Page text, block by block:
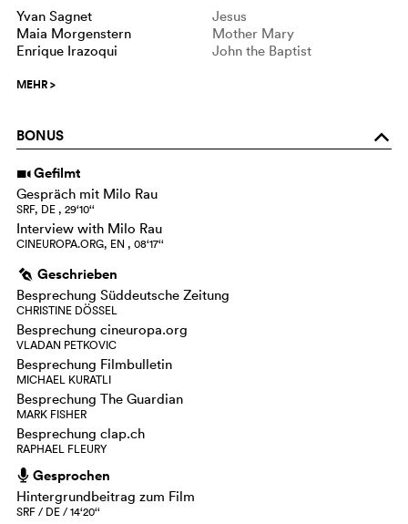
Yvan Sagnet
Jesus
Maia Morgenstern
Mother Mary
Enrique Irazoqui
John the Baptist
MEHR>
BONUS o
i Gefilmt
Gespräch mit Milo Rau
SRF, DE , 29‘10‘‘
Interview with Milo Rau
CINEUROPA.ORG, EN , 08‘17‘‘
g Geschrieben
Besprechung Süddeutsche Zeitung
CHRISTINE DÖSSEL
Besprechung cineuropa.org
VLADAN PETKOVIC
Besprechung Filmbulletin
MICHAEL KURATLI
Besprechung The Guardian
MARK FISHER
Besprechung clap.ch
RAPHAEL FLEURY
h Gesprochen
Hintergrundbeitrag zum Film
SRF / DE / 14‘20‘‘